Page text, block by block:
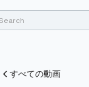
すべての動画